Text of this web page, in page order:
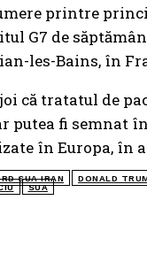
printre
G7 de
les-Bains, în
că tratatul de
putea fi semnat
în Europa, în
SUA IRAN DONALD
SUA